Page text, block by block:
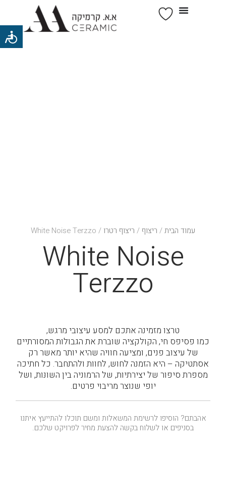
עמוד הבית/ ריצוף/ ריצוף רטרו / White Noise Terzzo
White Noise
Terzzo
טרצו מזמינה אתכם למסע עיצובי מרגש,
כמו פסיפס חי, הקולקציה שוברת את הגבולות המסורתיים
של עיצוב פנים, ומציעה חוויה שהיא יותר מאשר רק
אסתטיקה – היא הזמנה לחוש, לחוות ולהתחבר. כל חתיכה
מספרת סיפור של יצירתיות, של הרמוניה בין השונּות, ושל
יופי שנוצר מריבוי פרטים.
אהבתם? הוסיפו לרשימת המשאלות ומשם תוכלו להתייעץ איתנו
בסניפים או לשלוח בקשה להצעת מחיר לפרויקט שלכם.